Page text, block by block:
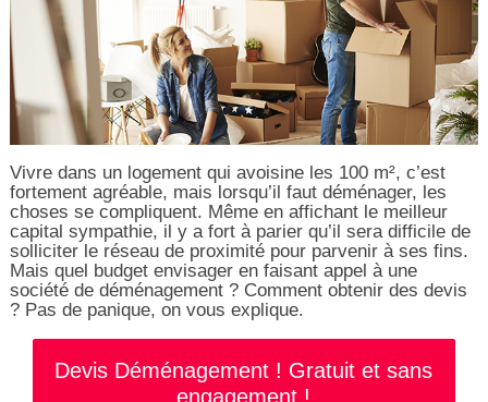
Vivre dans un logement qui avoisine les 100 m², c’est
fortement agréable, mais lorsqu’il faut déménager, les
choses se compliquent. Même en affichant le meilleur
capital sympathie, il y a fort à parier qu’il sera difficile de
solliciter le réseau de proximité pour parvenir à ses fins.
Mais quel budget envisager en faisant appel à une
société de déménagement ? Comment obtenir des devis
? Pas de panique, on vous explique.
Devis Déménagement ! Gratuit et sans
engagement !